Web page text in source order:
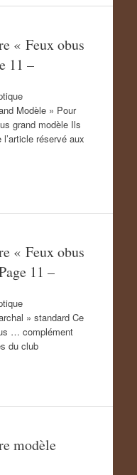
« Feux obus
11 –
Modèle » Pour
grand modèle Ils
réservé aux
« Feux obus
11 –
» standard Ce
… complément
du club
modèle